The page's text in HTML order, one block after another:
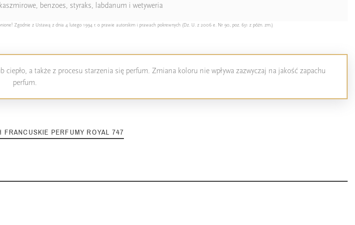
benzoes, styraks, labdanum i wetyweria
Zgodnie z Ustawą z dnia 4 lutego 1994 r. o prawie autorskim i prawach pokrewnych (Dz. U. z 2006 e. Nr 90, poz. 631 z późn. zm.)
a także z procesu starzenia się perfum. Zmiana koloru nie wpływa zazwyczaj na jakość zapachu
perfum.
FRANCUSKIE PERFUMY ROYAL 747